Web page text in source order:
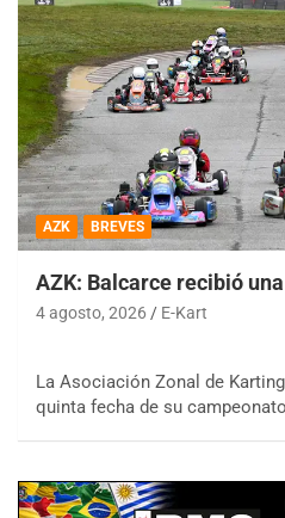
AZK BREVES
AZK: Balcarce recibió
4 agosto, 2026 E-Kart
La Asociación Zonal de
quinta fecha de su